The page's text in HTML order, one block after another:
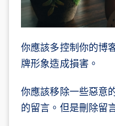
你應該多控制你的博
牌形象造成損害。
你應該移除一些惡意
的留言。但是刪除留